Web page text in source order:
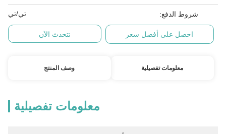
شروط الدفع: تي/تي
احصل على أفضل سعر نتحدث الآن
معلومات تفصيلية وصف المنتج
معلومات تفصيلية